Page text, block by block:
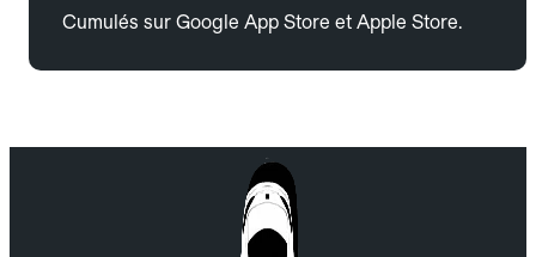
Cumulés sur Google App Store et Apple Store.